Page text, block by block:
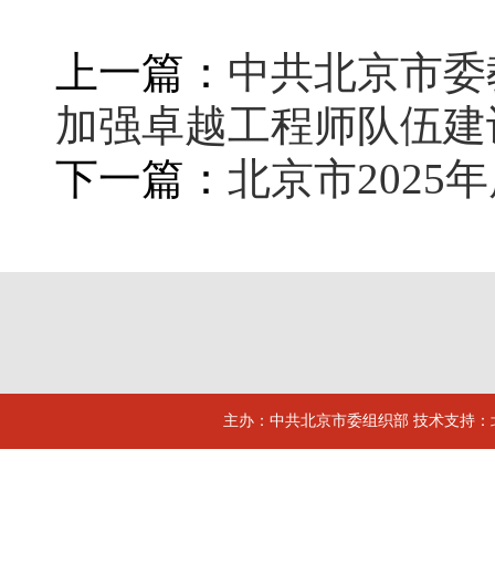
上一篇： 中共北京市
加强卓越工程师队伍
下一篇： 北京市2025
主办：中共北京市委组织部 技术支持